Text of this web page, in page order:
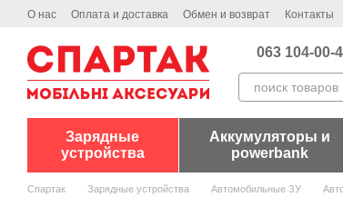
Перейти к основному контенту
О нас Оплата и доставка Обмен и возврат Контакты
063 104-00-
Зарядные
устройства
Аккумуляторы и
powerbank
Спартак Зарядные устройства Автомобильные ЗУ